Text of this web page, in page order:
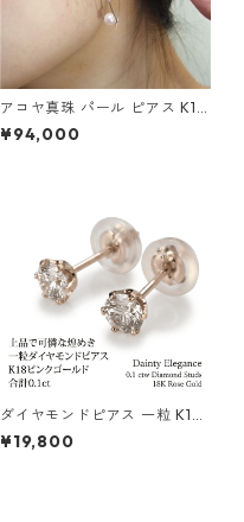
アコヤ真珠 パール ピアス K18
イエローゴールド ジプシー フ
ック ピアス 7mm 7ミリ珠 あ
¥94,000
ダイヤモンドピアス 一粒 K18
ピンクゴールド 合計0.1ct ス
タッドピアス おしゃれ シンプ
¥19,800